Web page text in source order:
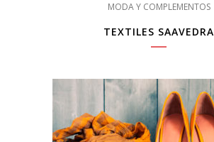
MODA Y COMPLEMENTOS
TEXTILES SAAVEDRA